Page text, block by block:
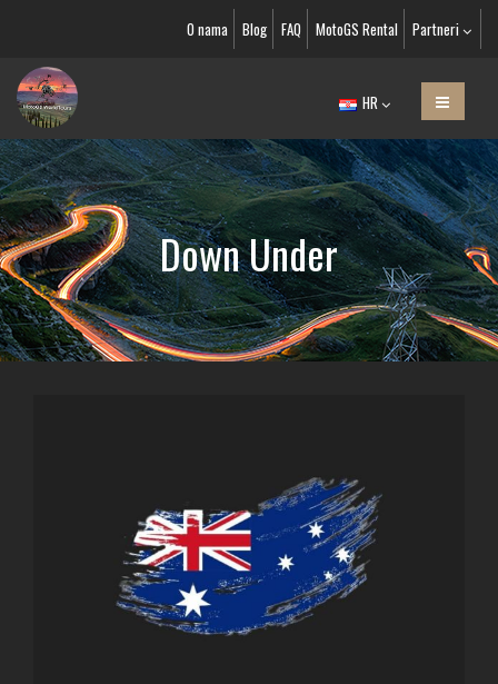
O nama Blog FAQ MotoGS Rental Partneri
HR
Down Under